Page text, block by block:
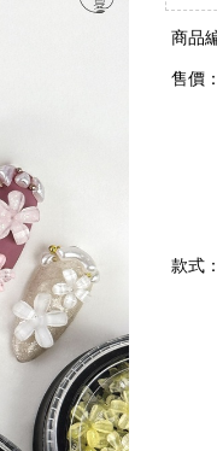
商品
售價：
款式：